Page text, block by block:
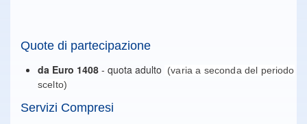
Quote di partecipazione
da Euro 1408 - quota adulto
(varia a seconda del periodo
scelto)
Servizi Compresi